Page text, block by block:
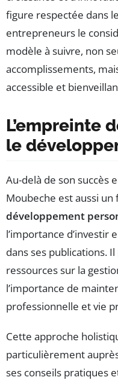
figure respectée dans
entrepreneurs le
modèle à suivre, non
accomplissements,
accessible et
L’empreinte
le
Au-delà de son succès
Moubeche est aussi
développement
l’importance
dans ses publications.
ressources sur la
l’importance de
professionnelle et vie
Cette approche
particulièrement
ses conseils pratiques